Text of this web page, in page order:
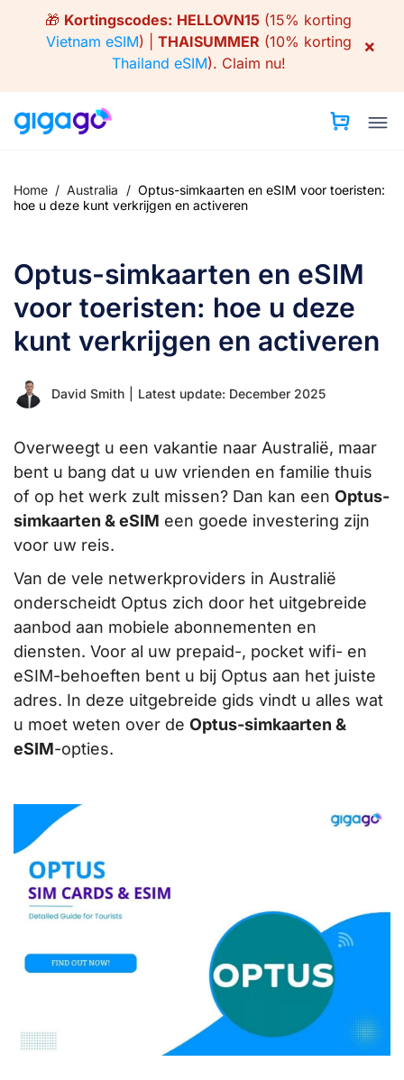
🎁 Kortingscodes: HELLOVN15 (15% korting
Vietnam eSIM) | THAISUMMER (10% korting
Thailand eSIM). Claim nu!
×
Home / Australia / Optus-simkaarten en eSIM voor toeristen:
hoe u deze kunt verkrijgen en activeren
Optus-simkaarten en eSIM
voor toeristen: hoe u deze
kunt verkrijgen en activeren
David Smith Latest update: December 2025
Overweegt u een vakantie naar Australië, maar
bent u bang dat u uw vrienden en familie thuis
of op het werk zult missen? Dan kan een Optus-
simkaarten & eSIM een goede investering zijn
voor uw reis.
Van de vele netwerkproviders in Australië
onderscheidt Optus zich door het uitgebreide
aanbod aan mobiele abonnementen en
diensten. Voor al uw prepaid-, pocket wifi- en
eSIM-behoeften bent u bij Optus aan het juiste
adres. In deze uitgebreide gids vindt u alles wat
u moet weten over de Optus-simkaarten &
eSIM-opties.